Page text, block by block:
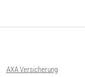
AXA Versicherung